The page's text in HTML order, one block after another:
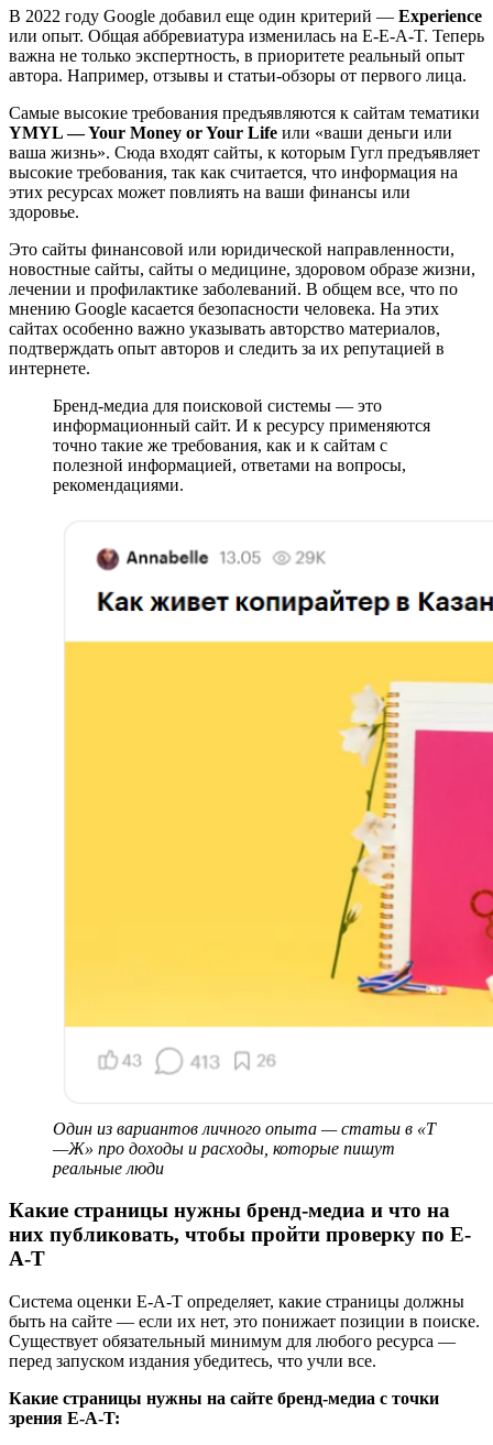
В 2022 году Google добавил еще один критерий — Experience
или опыт. Общая аббревиатура изменилась на E-E-A-T. Теперь
важна не только экспертность, в приоритете реальный опыт
автора. Например, отзывы и статьи-обзоры от первого лица.
Самые высокие требования предъявляются к сайтам тематики
YMYL — Your Money or Your Life или «ваши деньги или
ваша жизнь». Сюда входят сайты, к которым Гугл предъявляет
высокие требования, так как считается, что информация на
этих ресурсах может повлиять на ваши финансы или
здоровье.
Это сайты финансовой или юридической направленности,
новостные сайты, сайты о медицине, здоровом образе жизни,
лечении и профилактике заболеваний. В общем все, что по
мнению Google касается безопасности человека. На этих
сайтах особенно важно указывать авторство материалов,
подтверждать опыт авторов и следить за их репутацией в
интернете.
Бренд-медиа для поисковой системы — это
информационный сайт. И к ресурсу применяются
точно такие же требования, как и к сайтам с
полезной информацией, ответами на вопросы,
рекомендациями.
Один из вариантов личного опыта — статьи в «Т
—Ж» про доходы и расходы, которые пишут
реальные люди
Какие страницы нужны бренд-медиа и что на
них публиковать, чтобы пройти проверку по E-
A-T
Система оценки E-A-T определяет, какие страницы должны
быть на сайте — если их нет, это понижает позиции в поиске.
Существует обязательный минимум для любого ресурса —
перед запуском издания убедитесь, что учли все.
Какие страницы нужны на сайте бренд-медиа с точки
зрения E-A-T: